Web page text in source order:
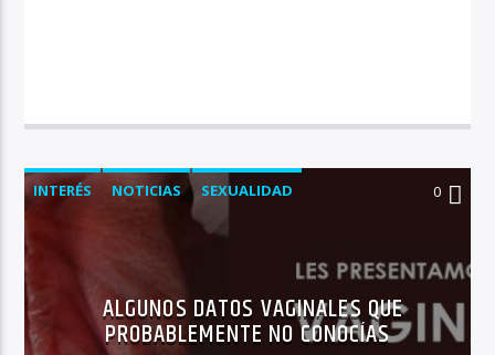
INTERÉS NOTICIAS SEXUALIDAD 0
ALGUNOS DATOS VAGINALES QUE
PROBABLEMENTE NO CONOCÍAS